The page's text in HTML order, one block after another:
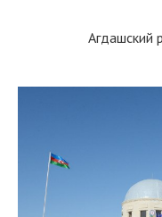
Агдашский